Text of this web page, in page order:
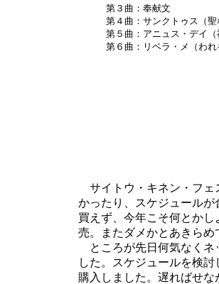
第３曲：奉献文
第４曲：サンクトゥス（聖
第５曲：アニュス・デイ（
第６曲：リベラ・メ（われを
サイトウ・キネン・フェ
かったり、スケジュール
買えず、今年こそ何とか
売。またダメかとあきらめ
ところが先日何気なくネ
した。スケジュールを検
購入しました。遅ればせ